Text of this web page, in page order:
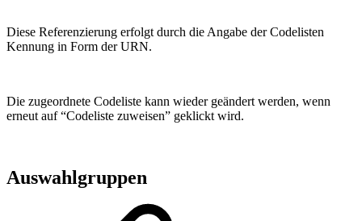
Diese Referenzierung erfolgt durch die Angabe der Codelisten
Kennung in Form der URN.
Die zugeordnete Codeliste kann wieder geändert werden, wenn
erneut auf “Codeliste zuweisen” geklickt wird.
Auswahlgruppen